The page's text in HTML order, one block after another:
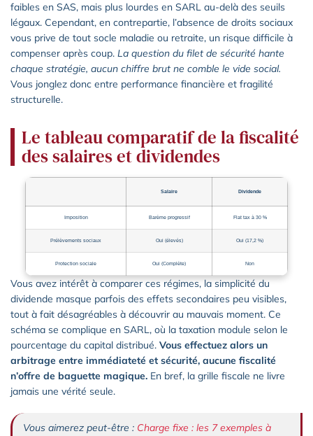
faibles en SAS, mais plus lourdes en SARL au-delà des seuils
légaux. Cependant, en contrepartie, l’absence de droits sociaux
vous prive de tout socle maladie ou retraite, un risque difficile à
compenser après coup. La question du filet de sécurité hante
chaque stratégie, aucun chiffre brut ne comble le vide social.
Vous jonglez donc entre performance financière et fragilité
structurelle.
Le tableau comparatif de la fiscalité
des salaires et dividendes
Salaire Dividende
Imposition Barème progressif Flat tax à 30 %
Prélèvements sociaux Oui (élevés) Oui (17,2 %)
Protection sociale Oui (Complète) Non
Vous avez intérêt à comparer ces régimes, la simplicité du
dividende masque parfois des effets secondaires peu visibles,
tout à fait désagréables à découvrir au mauvais moment. Ce
schéma se complique en SARL, où la taxation module selon le
pourcentage du capital distribué. Vous effectuez alors un
arbitrage entre immédiateté et sécurité, aucune fiscalité
n’offre de baguette magique. En bref, la grille fiscale ne livre
jamais une vérité seule.
Vous aimerez peut-être : Charge fixe : les 7 exemples à